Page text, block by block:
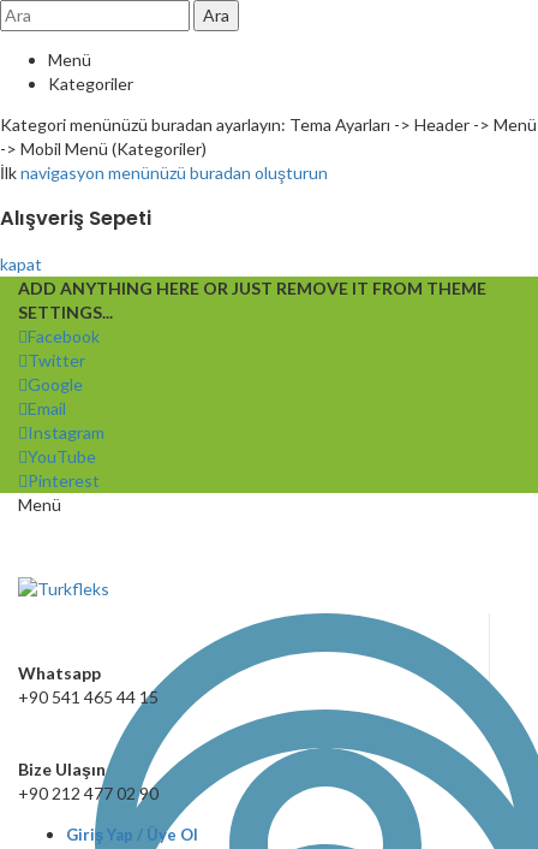
Ara
Menü
Kategoriler
Kategori menünüzü buradan ayarlayın: Tema Ayarları -> Header -> Menü
-> Mobil Menü (Kategoriler)
İlknavigasyon menünüzü buradan oluşturun
Alışveriş Sepeti
kapat
ADD ANYTHING HERE OR JUST REMOVE IT FROM THEME
SETTINGS...
Facebook
Twitter
Google
Email
Instagram
YouTube
Pinterest
Menü
Whatsapp
+90 541 465 44 15
Bize Ulaşın
+90 212 477 02 90
Giriş Yap / Üye Ol